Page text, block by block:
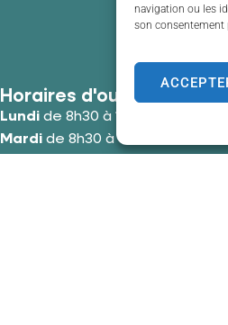
navigation ou les
son consentement
Horaires d'ouverture
Lundide 8h30 à 12h00 et de
Mardide 8h30 à 12h00 et de